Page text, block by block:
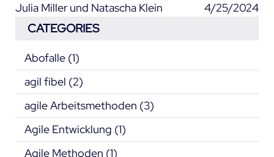
Julia Miller und Natascha Klein 4/25/2024
CATEGORIES
Abofalle (1)
agil fibel (2)
agile Arbeitsmethoden (3)
Agile Entwicklung (1)
Agile Methoden (1)